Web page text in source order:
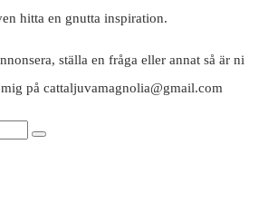
hitta en gnutta inspiration.
ställa en fråga eller annat så är ni
på cattaljuvamagnolia@gmail.com